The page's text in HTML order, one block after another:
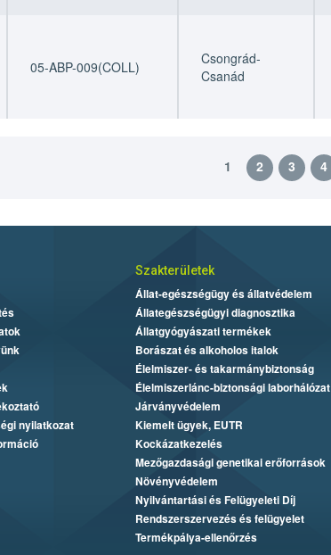
05-ABP-009(COLL)
Csongrád-
Csanád
1 2 3 4
nyilatkozat
Szakterületek
Állat-egészségügy és állatvédelem
Állategészségügyi diagnosztika
Állatgyógyászati termékek
Borászat és alkoholos italok
Élelmiszer- és takarmánybiztonság
Élelmiszerlánc-biztonsági laborhálózat
Járványvédelem
Kiemelt ügyek, EUTR
Kockázatkezelés
Mezőgazdasági genetikai erőforrások
Növényvédelem
Nyilvántartási és Felügyeleti Díj
Rendszerszervezés és felügyelet
Termékpálya-ellenőrzés